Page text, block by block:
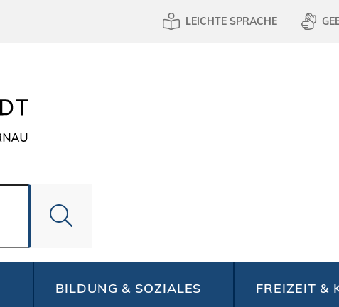
LEICHTE SPRACHE
BILDUNG & SOZIALES FREIZEIT &